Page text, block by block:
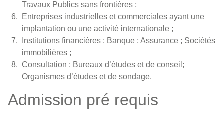
Travaux Publics sans frontières ;
Entreprises industrielles et commerciales ayant une
implantation ou une activité internationale ;
Institutions financières : Banque ; Assurance ; Sociétés
immobilières ;
Consultation : Bureaux d’études et de conseil;
Organismes d’études et de sondage.
Admission pré requis